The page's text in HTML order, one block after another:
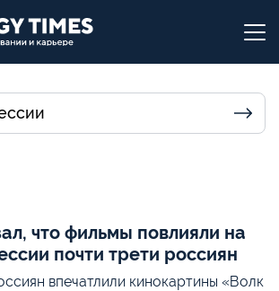
что фильмы повлияли на
почти трети россиян
впечатлили кинокартины «Волк